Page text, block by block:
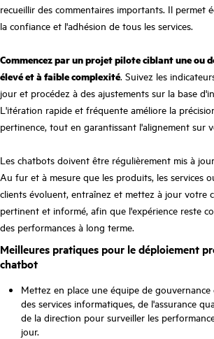
recueillir des commentaires importants. Il permet
la confiance et l'adhésion de tous les services.
Commencez par un projet pilote ciblant une ou
élevé et à faible complexité. Suivez les
jour et procédez à des ajustements sur la base
L'itération rapide et fréquente améliore la
pertinence, tout en garantissant l'alignement sur
Les chatbots doivent être régulièrement mis à
Au fur et à mesure que les produits, les services
clients évoluent, entraînez et mettez à jour votre
pertinent et informé, afin que l'expérience reste
des performances à long terme.
Meilleures pratiques pour le déploiement
chatbot
Mettez en place une équipe de gouvernance
des services informatiques, de l'assurance
de la direction pour surveiller les
jour.